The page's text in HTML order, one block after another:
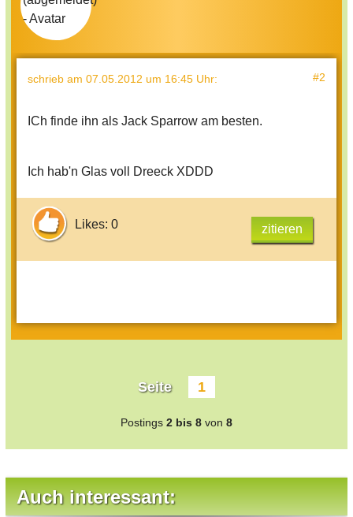
schrieb am 07.05.2012 um 16:45 Uhr: #2
ICh finde ihn als Jack Sparrow am besten.
Ich hab'n Glas voll Dreeck XDDD
Likes: 0 zitieren
Seite 1
Postings 2 bis 8 von 8
Auch interessant: